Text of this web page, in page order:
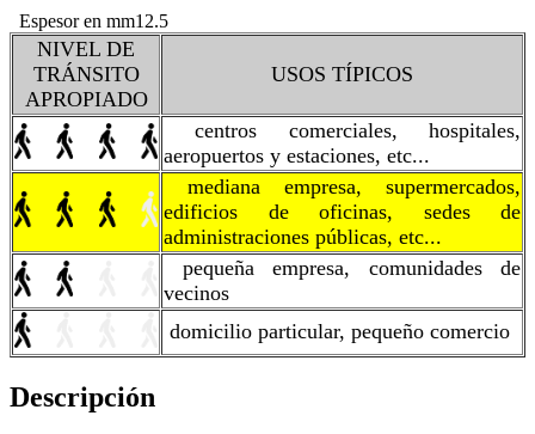
Espesor en mm12.5
NIVEL DE
TRÁNSITO
APROPIADO
USOS TÍPICOS
centros comerciales, hospitales,
aeropuertos y estaciones, etc...
mediana empresa, supermercados,
edificios de oficinas, sedes de
administraciones públicas, etc...
pequeña empresa, comunidades de
vecinos
domicilio particular, pequeño comercio
Descripción